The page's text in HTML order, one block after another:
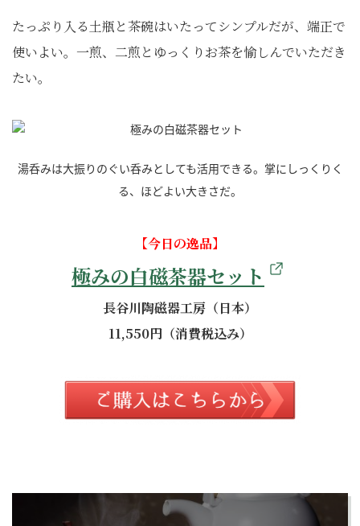
たっぷり入る土瓶と茶碗はいたってシンプルだが、端正で
使いよい。一煎、二煎とゆっくりお茶を愉しんでいただき
たい。
湯呑みは大振りのぐい呑みとしても活用できる。掌にしっくりく
る、ほどよい大きさだ。
【今日の逸品】
極みの白磁茶器セット
長谷川陶磁器工房（日本）
11,550円（消費税込み）